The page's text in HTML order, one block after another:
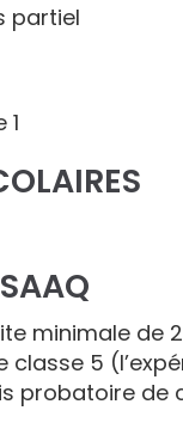
partiel
minimale de
5
probatoire de